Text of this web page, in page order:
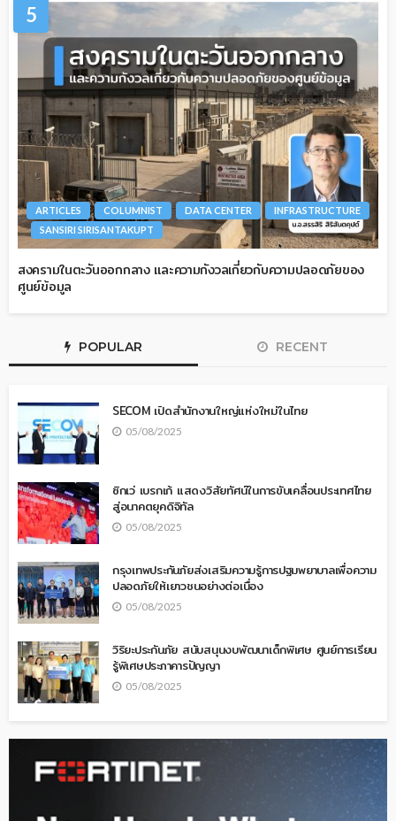
5
ARTICLES COLUMNIST DATA CENTER
INFRASTRUCTURE
SANSIRI SIRISANTAKUPT
สงครามในตะวันออกกลาง และความกังวลเกี่ยวกับความปลอดภัยของ
ศูนย์ข้อมูล
POPULAR RECENT
SECOM เปิดสำนักงานใหญ่แห่งใหม่ในไทย
05/08/2025
ซิกเว่ เบรกเก้ แสดงวิสัยทัศน์ในการขับเคลื่อนประเทศไทย
สู่อนาคตยุคดิจิทัล
05/08/2025
กรุงเทพประกันภัยส่งเสริมความรู้การปฐมพยาบาลเพื่อความ
ปลอดภัยให้เยาวชนอย่างต่อเนื่อง
05/08/2025
วิริยะประกันภัย สนับสนุนงบพัฒนาเด็กพิเศษ ศูนย์การเรียน
รู้พิเศษประภาคารปัญญา
05/08/2025